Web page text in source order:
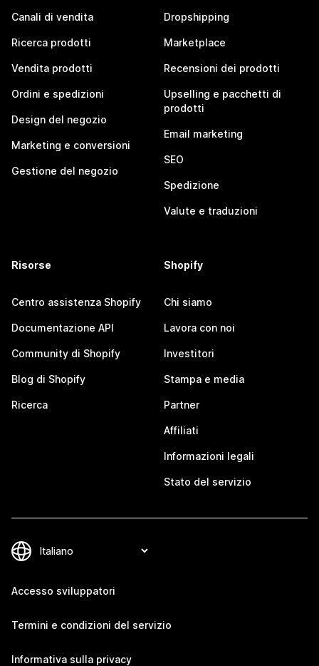
Canali di vendita
Ricerca prodotti
Vendita prodotti
Ordini e spedizioni
Design del negozio
Marketing e conversioni
Gestione del negozio
Dropshipping
Marketplace
Recensioni dei prodotti
Upselling e pacchetti di
prodotti
Email marketing
SEO
Spedizione
Valute e traduzioni
Risorse
Centro assistenza Shopify
Documentazione API
Community di Shopify
Blog di Shopify
Ricerca
Shopify
Chi siamo
Lavora con noi
Investitori
Stampa e media
Partner
Affiliati
Informazioni legali
Stato del servizio
Accesso sviluppatori
Termini e condizioni del servizio
Informativa sulla privacy